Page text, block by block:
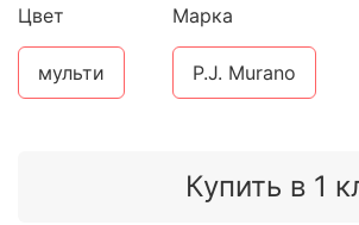
Купить в 1
Цвет
мульти
Марка
P.J. Murano